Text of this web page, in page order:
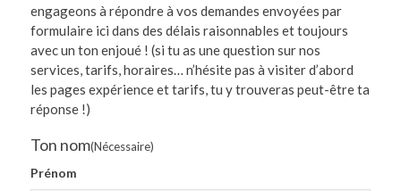
engageons à répondre à vos demandes envoyées par
formulaire ici dans des délais raisonnables et toujours
avec un ton enjoué ! (si tu as une question sur nos
services, tarifs, horaires… n’hésite pas à visiter d’abord
les pages expérience et tarifs, tu y trouveras peut-être ta
réponse !)
Ton nom(Nécessaire)
Prénom